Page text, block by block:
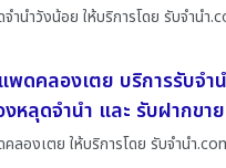
ำนำวังน้อย ให้บริการโดย รับจํานํา
พดคลองเตย บริการรับจ
งหลุดจำนำ และ รับฝากข
ลองเตย ให้บริการโดย รับจํานํา